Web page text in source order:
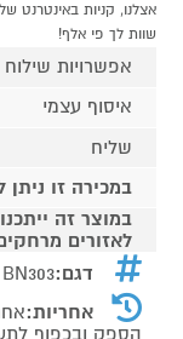
שוות לך פי אלף!
אפשרויות
איסוף עצמי
שליח
במכירה זו ניתן לרכוש עד 1
במוצר זה
לאזורים
דגם:BN303
אחריות: